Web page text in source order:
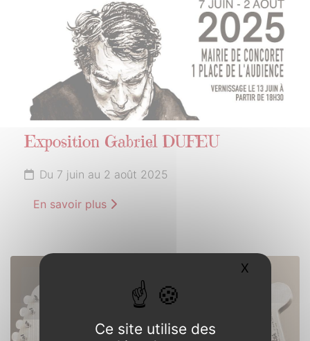
Exposition Gabriel DUFEU
Du 7 juin au 2 août 2025
En savoir plus
Ce site utilise des
X Masquer